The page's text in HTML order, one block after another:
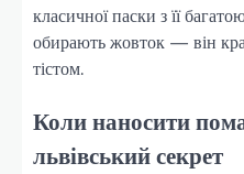
класичної паски з її
обирають жовток — він
тістом.
Коли наносити
львівський секрет